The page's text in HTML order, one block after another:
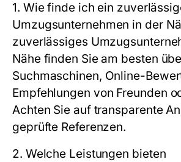
1. Wie finde ich ein
Umzugsunternehmen in der
zuverlässiges
Nähe finden Sie am besten
Suchmaschinen, Online-
Empfehlungen von Freunden
Achten Sie auf transparente
geprüfte Referenzen.
2. Welche Leistungen bieten